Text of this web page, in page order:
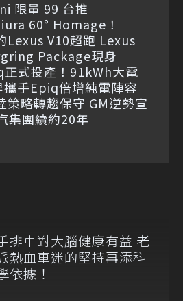
限量 99 台推
60° Homage！
Lexus V10超跑 Lexus
Package現身
式投產！91kWh大電
手Epiq倍增純電陣容
策略轉趨保守 GM逆勢宣
集團續約20年
排車對大腦健康有益 老
熱血車迷的堅持再添科
依據！